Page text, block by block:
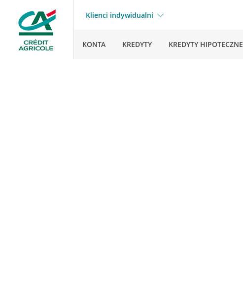
Klienci indywidualni
KONTA KREDYTY KREDYTY HIPOTECZNE